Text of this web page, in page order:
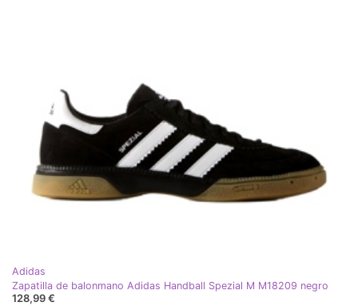
Adidas
Zapatilla de balonmano Adidas Handball Spezial M M18209 negro
128,99 €